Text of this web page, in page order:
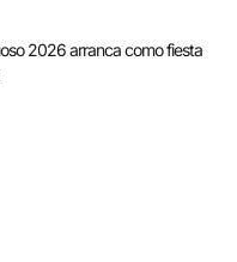
2026 arranca como fiesta